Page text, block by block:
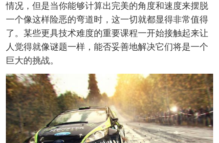
情况，但是当你能够计算出完美的角度和速度来摆脱
一个像这样险恶的弯道时，这一切就都显得非常值得
了。某些更具技术难度的重要课程一开始接触起来让
人觉得就像谜题一样，能否妥善地解决它们将是一个
巨大的挑战。